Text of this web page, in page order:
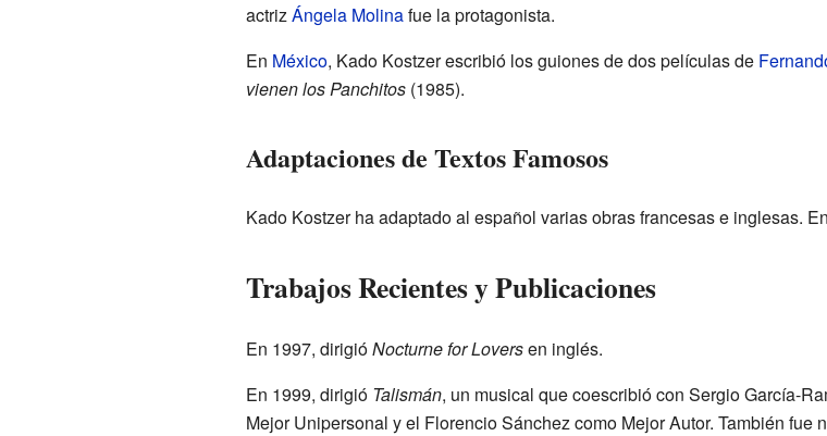
actrizÁngela Molinafue la protagonista.
En México, Kado Kostzer escribió los guiones de dos películas de
vienen los Panchitos(1985).
Adaptaciones de Textos Famosos
Kado Kostzer ha adaptado al español varias obras francesas e inglesas.
Trabajos Recientes y Publicaciones
En 1997, dirigióNocturne for Loversen inglés.
En 1999, dirigió Talismán, un musical que coescribió con Sergio García-
Mejor Unipersonal y el Florencio Sánchez como Mejor Autor. También fue